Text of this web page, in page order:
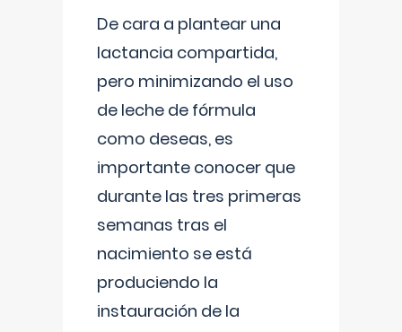
De cara a plantear una
lactancia compartida,
pero minimizando el uso
de leche de fórmula
como deseas, es
importante conocer que
durante las tres primeras
semanas tras el
nacimiento se está
produciendo la
instauración de la